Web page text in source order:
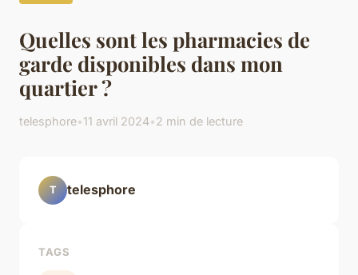
Quelles sont les pharmacies de
garde disponibles dans mon
quartier ?
telesphore•11 avril 2024•2 min de lecture
T telesphore
TAGS